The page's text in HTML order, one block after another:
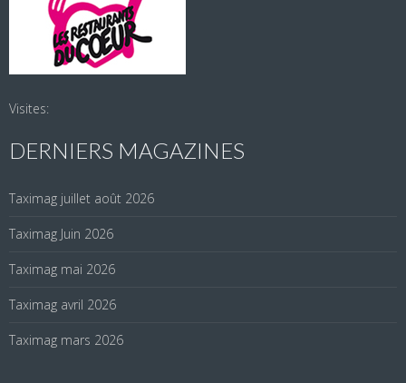
Visites:
DERNIERS MAGAZINES
Taximag juillet août 2026
Taximag Juin 2026
Taximag mai 2026
Taximag avril 2026
Taximag mars 2026